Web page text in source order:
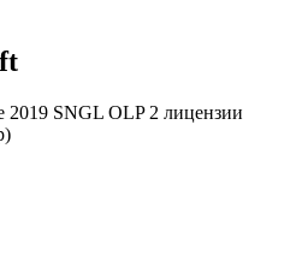
2019 SNGL OLP 2 лицензии